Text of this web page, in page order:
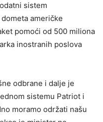
sistem
američke
pomoći od 500 miliona
inostranih poslova
odbrane i dalje je
sistemu Patriot i
moramo održati našu